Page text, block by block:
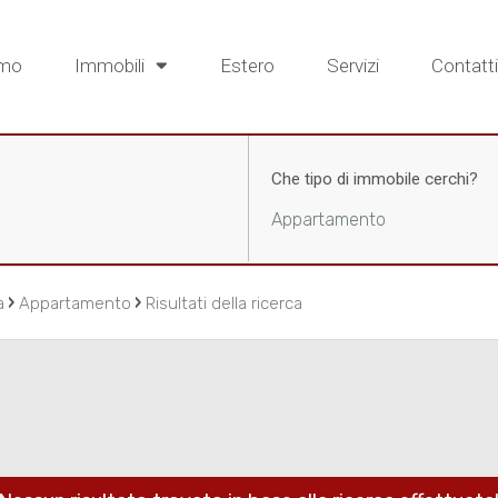
Immobili Estero Servizi Contatti
Che tipo di immobile cerchi?
Appartamento
› Appartamento › Risultati della ricerca